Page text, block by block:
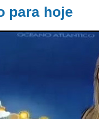
para hoje